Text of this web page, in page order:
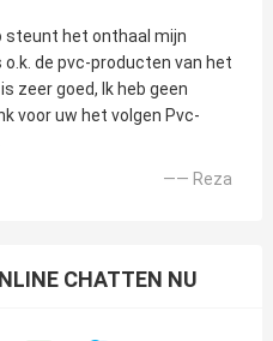
steunt het onthaal mijn
o.k. de pvc-producten van het
zeer goed, Ik heb geen
voor uw het volgen Pvc-
—— Reza
CHATTEN NU